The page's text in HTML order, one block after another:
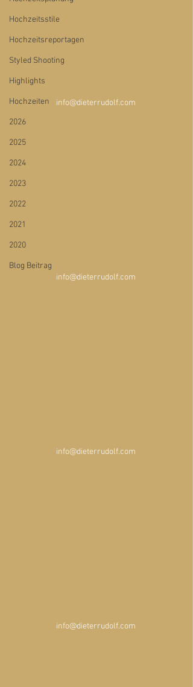
Hochzeitsstile
Hochzeitsreportagen
Styled Shooting
Highlights
Hochzeiten
2026
2025
2024
2023
2022
2021
2020
Blog Beitrag
info@dieterrudolf.com
info@dieterrudolf.com
info@dieterrudolf.com
info@dieterrudolf.com